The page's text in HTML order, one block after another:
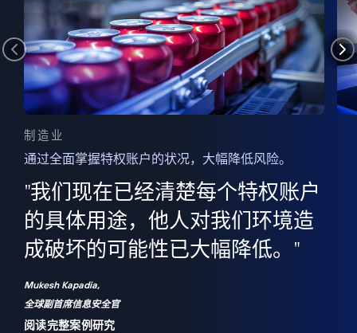
制造业
通过全面掌握特权账户的状况，大幅降低风险。
"我们现在已经清楚每个特权账户
的具体用途，他人对我们环境造
成破坏的可能性已大幅降低。"
Mukesh Kapadia,
全球副首席信息安全官
阅读完整案例研究